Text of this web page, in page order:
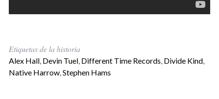
Etiquetas de la historia
Alex Hall, Devin Tuel, Different Time Records, Divide Kind,
Native Harrow,Stephen Hams